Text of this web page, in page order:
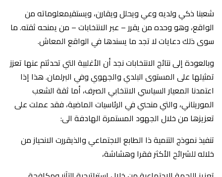
شعبنا ذكي ولديه وعي ويحلل ويقارن، ويستقيمعلوماته من
الواقع، وهو وحده من يقرر – عبر الانتخابات – من يمنحه ثقته. ما
سوى ذلك دعايات لا تجد ما يسندها في الواقع المعاش.
وبالعودة إلى نتائج الانتخابات نجد أن الأغلبية التي تحدثتم عنها تعزز
تمثيلها على المستوى البلدي والجهوي وفي البرلمان. هذا إذا
اعتمدنا المعيار السياسي الانتخابي الصرف، أما ثقة الشعب
الموريتاني، والتي منحني في الرئاسيات الماضية، فقد عملت على
تعزيزها من خلال الجهود المستمرة الهادفة الى:
تنفيذ نموذج التنمية ذا الطابع الاجتماعي والذيقررت الانحياز من
خلاله للشرائح الأكثر فقرا وهشاشة،